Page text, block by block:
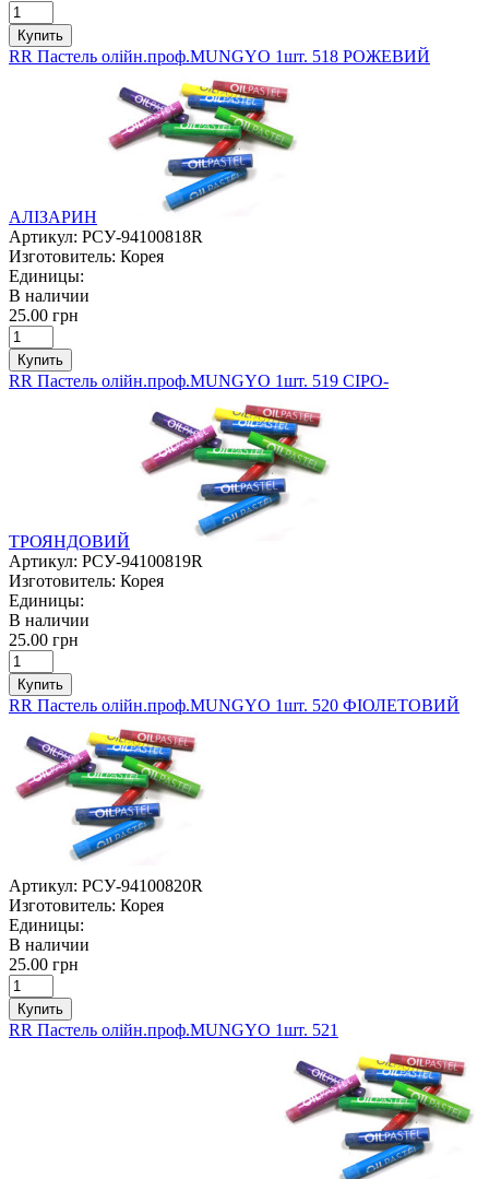
Купить
RR Пастель олійн.проф.MUNGYO 1шт. 518 РОЖЕВИЙ
АЛІЗАРИН
Артикул: РСУ-94100818R
Изготовитель: Корея
Единицы:
В наличии
25.00 грн
Купить
RR Пастель олійн.проф.MUNGYO 1шт. 519 СІРО-
ТРОЯНДОВИЙ
Артикул: РСУ-94100819R
Изготовитель: Корея
Единицы:
В наличии
25.00 грн
Купить
RR Пастель олійн.проф.MUNGYO 1шт. 520 ФІОЛЕТОВИЙ
Артикул: РСУ-94100820R
Изготовитель: Корея
Единицы:
В наличии
25.00 грн
Купить
RR Пастель олійн.проф.MUNGYO 1шт. 521